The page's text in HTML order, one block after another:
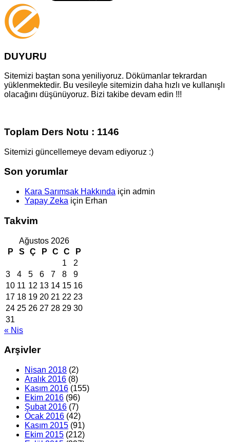
DUYURU
Sitemizi baştan sona yeniliyoruz. Dökümanlar tekrardan
yüklenmektedir. Bu vesileyle sitemizin daha hızlı ve kullanışlı
olacağını düşünüyoruz. Bizi takibe devam edin !!!
Toplam Ders Notu : 1146
Sitemizi güncellemeye devam ediyoruz :)
Son yorumlar
Kara Sarımsak Hakkında için admin
Yapay Zeka için Erhan
Takvim
Ağustos 2026
P
S Ç P C C
P
1
2
3
4 5 6 7 8
9
10 11 12 13 14 15 16
17 18 19 20 21 22 23
24 25 26 27 28 29 30
31
« Nis
Arşivler
Nisan 2018 (2)
Aralık 2016 (8)
Kasım 2016 (155)
Ekim 2016 (96)
Şubat 2016 (7)
Ocak 2016 (42)
Kasım 2015 (91)
Ekim 2015 (212)